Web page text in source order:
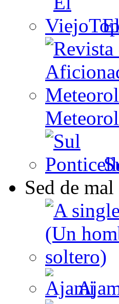
El
Sed de mal